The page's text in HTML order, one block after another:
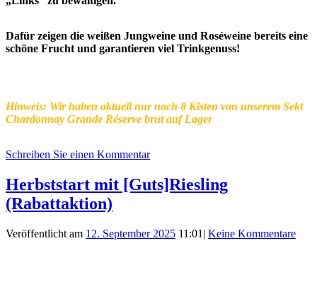
Dafür zeigen die weißen Jungweine und Roséweine bereits eine
schöne Frucht und garantieren viel Trinkgenuss!
Hinweis: Wir haben aktuell nur noch 8 Kisten von unserem Sekt
Chardonnay Grande Réserve brutauf Lager
Schreiben Sie einen Kommentar
Herbststart mit [Guts]Riesling
(Rabattaktion)
Veröffentlicht am 12. September 2025 11:01 | Keine Kommentare